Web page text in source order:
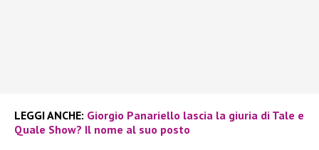
LEGGI ANCHE: Giorgio Panariello lascia la giuria di Tale e
Quale Show? Il nome al suo posto